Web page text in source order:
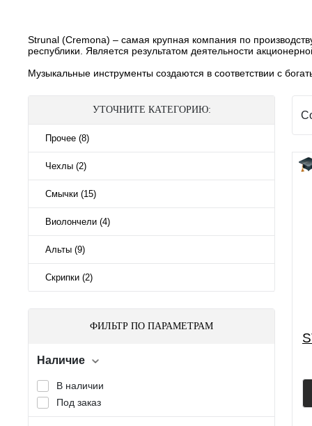
Strunal (Cremona) – самая крупная компания по
республики. Является результатом деятельности
Музыкальные инструменты создаются в соответствии с
УТОЧНИТЕ КАТЕГОРИЮ:
Прочее (8)
Чехлы (2)
Смычки (15)
Виолончели (4)
Альты (9)
Скрипки (2)
ФИЛЬТР ПО ПАРАМЕТРАМ
Наличие
В наличии
Под заказ